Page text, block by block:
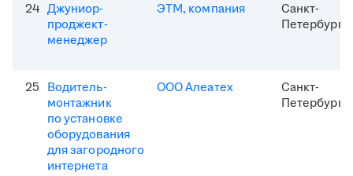
24 Джуниор-
проджект-
менеджер
ЭТМ, компания
Санкт-
Петербург
25 Водитель-
монтажник
по установке
оборудования
для загородного
интернета
ООО Алеатех
Санкт-
Петербург